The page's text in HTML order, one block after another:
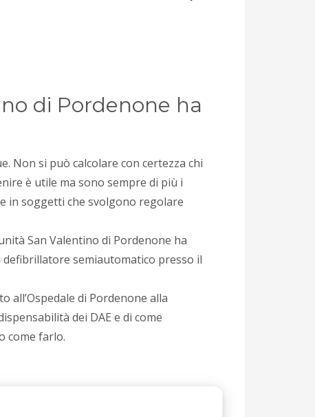
di Pordenone ha
Non si può calcolare con certezza chi
è utile ma sono sempre di più i
in soggetti che svolgono regolare
San Valentino di Pordenone ha
semiautomatico presso il
di Pordenone alla
dei DAE e di come
come farlo.